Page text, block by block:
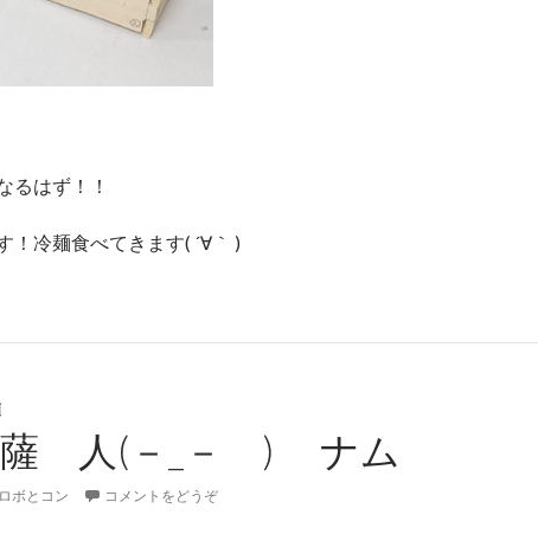
るはず！！
！冷麺食べてきます( ´∀｀ )
薩 人(－_－ ) ナム
ロボとコン コメントをどうぞ